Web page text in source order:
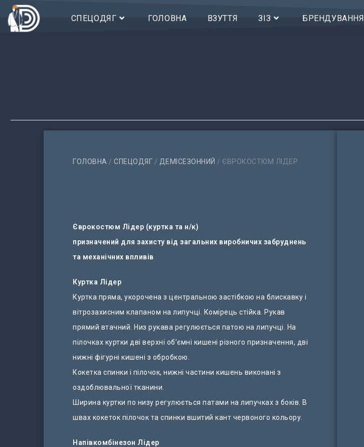
СПЕЦОДЯГ ГОЛОВНА ВЗУТТЯ ЗІЗ БРЕНДУВАННЯ
ГОЛОВНА / СПЕЦОДЯГ / ДЕМІСЕЗОННИЙ / ЄВРОКОСТЮМ ЛІДЕР
Єврокостюм Лідер (куртка та н/к)
призначений для захисту від загальних виробничих забруднень
та механічних впливів
Куртка Лідер
Куртка пряма, укорочена з центральною застібкою на блискавку і
вітрозахисним клапаном на липучці. Комірець стійка. Рукав
прямий втачний. Низ рукава регулюється патою на липучці. На
пілочках куртки дві верхні об’ємні кишені різного призначення, дві
нижні фігурні кишені з обробкою.
Кокетка спинки і пілочок, нижні частини кишень виконані з
оздоблювальної тканини.
Ширина куртки по низу регулюється патами на липучках з боків. В
швах кокеток пілочок та спинки вшитий кант червоного кольору.
Напівкомбінезон Лідер